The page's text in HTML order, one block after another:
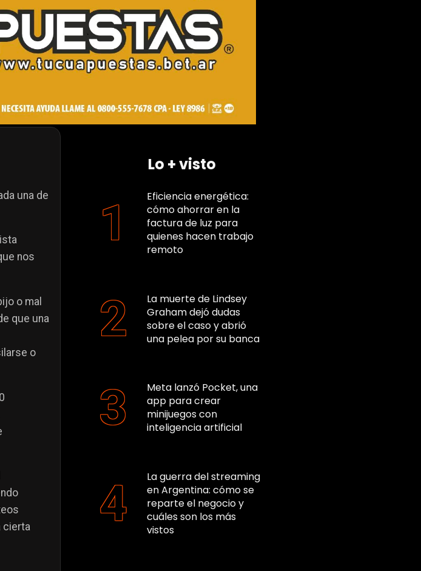
una de
nos
o mal
que una
o
cierta
Lo + visto
Eficiencia energética:
cómo ahorrar en la
factura de luz para
quienes hacen trabajo
remoto
La muerte de Lindsey
Graham dejó dudas
sobre el caso y abrió
una pelea por su banca
Meta lanzó Pocket, una
app para crear
minijuegos con
inteligencia artificial
La guerra del streaming
en Argentina: cómo se
reparte el negocio y
cuáles son los más
vistos